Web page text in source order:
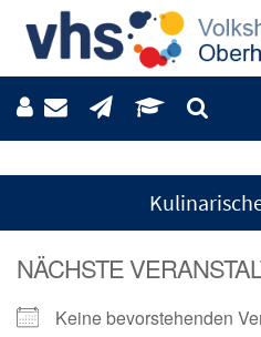
NÄCHSTE
Keine bevorstehenden